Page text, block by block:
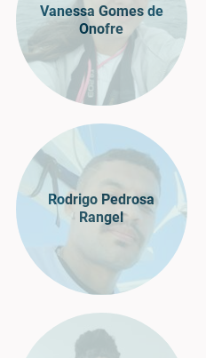
Vanessa Gomes de
Onofre
Rodrigo Pedrosa
Rangel